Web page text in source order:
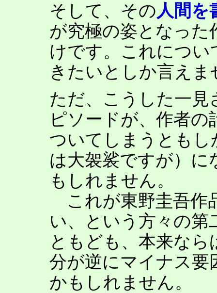
そして、その人間を
が究極の姿となった
けです。これにつ
きたいとしか言えま
ただ、こうした一
ピソードが、作者
ついてしまうとも
は大袈裟ですが）
もしれません。
これが東野圭吾作
い、という方々の第
ともども、本来な
分が逆にマイナス要
かもしれません。